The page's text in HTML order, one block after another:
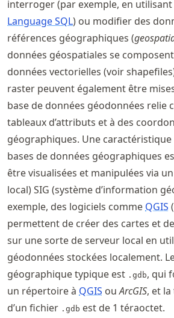
interroger (par exemple, en utilisant
Language SQL) ou modifier des
références géographiques (
données géospatiales se
données vectorielles (voir
raster peuvent également être
base de données géodonnées relie
tableaux d’attributs et à des
géographiques. Une
bases de données géographiques
être visualisées et manipulées via
local) SIG (système d’information
exemple, des logiciels comme QGIS
permettent de créer des cartes et
sur une sorte de serveur local en
géodonnées stockées localement.
géographique typique est .gdb, qui
un répertoire à QGIS ouArcGIS, et
d’un fichier .gdb est de 1 téraoctet.